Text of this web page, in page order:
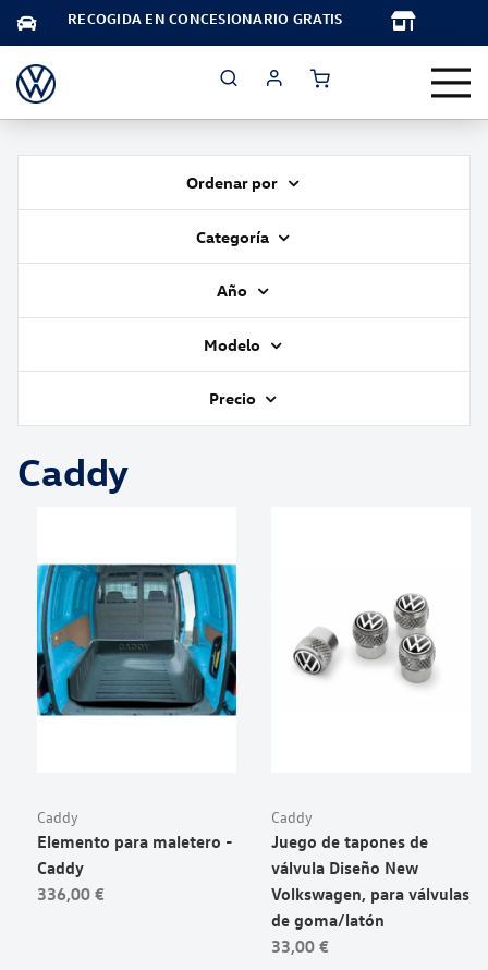
RECOGIDA EN CONCESIONARIO GRATIS
Ordenar por
Categoría
Año
Modelo
Precio
Caddy
Caddy
Elemento para maletero -
Caddy
336,00 €
Caddy
Juego de tapones de
válvula Diseño New
Volkswagen, para válvulas
de goma/latón
33,00 €